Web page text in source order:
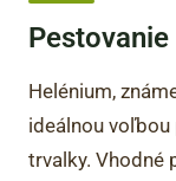
Pestovanie
Helénium,
ideálnou
trvalky. Vhodné